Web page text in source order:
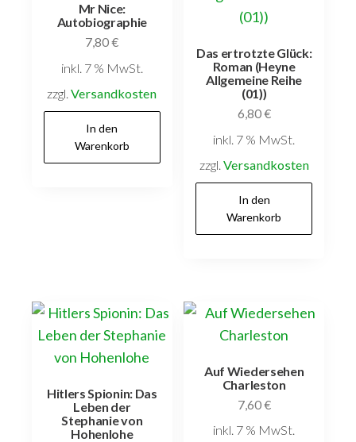
Mr Nice:
Autobiographie
7,80€
inkl. 7 % MwSt.
zzgl.Versandkosten
In den
Warenkorb
Das ertrotzte Glück:
Roman (Heyne
Allgemeine Reihe
(01))
6,80€
inkl. 7 % MwSt.
zzgl. Versandkosten
In den
Warenkorb
Hitlers Spionin: Das
Leben der
Stephanie von
Hohenlohe
Auf Wiedersehen
Charleston
7,60€
inkl. 7 % MwSt.